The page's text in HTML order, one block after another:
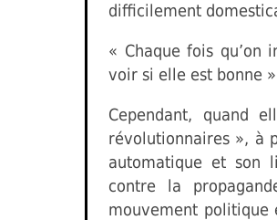
difficilement
« Chaque fois
voir si elle est bonne
Cependant, quand
révolutionnaires », à
automatique et son
contre la
mouvement politique